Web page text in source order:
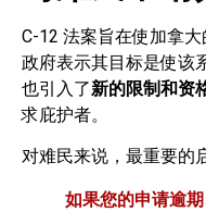
C-12 法案旨在使加拿
政府表示其目标是使该
也引入了新的限制和资
求庇护者。
对难民来说，最重要的
如果您的申请逾